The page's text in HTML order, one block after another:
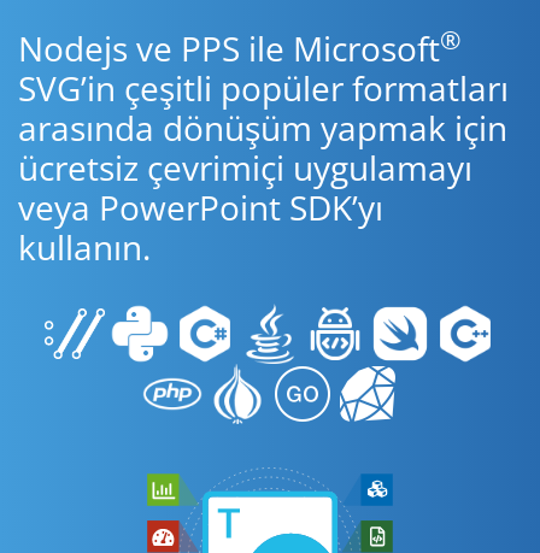
Nodejs ve PPS ile Microsoft®
SVG’in çeşitli popüler formatları
arasında dönüşüm yapmak için
ücretsiz çevrimiçi uygulamayı
veya PowerPoint SDK’yı
kullanın.